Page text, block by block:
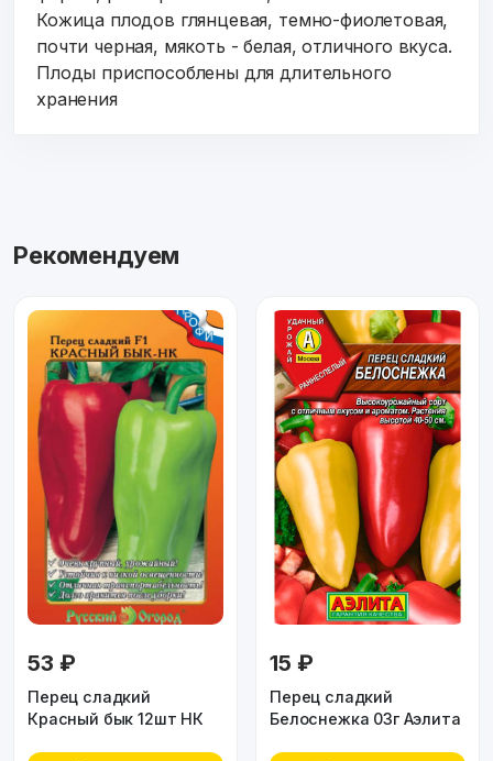
Кожица плодов глянцевая, темно-фиолетовая,
почти черная, мякоть - белая, отличного вкуса.
Плоды приспособлены для длительного
хранения
Рекомендуем
53 ₽
Перец сладкий
Красный бык 12шт НК
15 ₽
Перец сладкий
Белоснежка 03г Аэлита